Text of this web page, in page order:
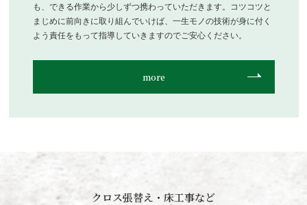
も、できる作業から少しずつ携わっていただきます。コツコツと
まじめに前向きに取り組んでいけば、一生モノの技術が身に付く
よう責任をもって指導していきますのでご安心ください。
more
クロス張替え・床工事など